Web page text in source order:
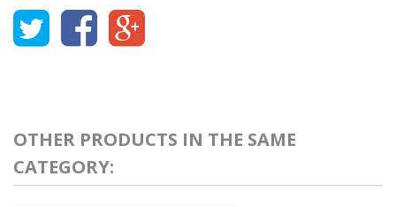
OTHER PRODUCTS IN THE SAME
CATEGORY: